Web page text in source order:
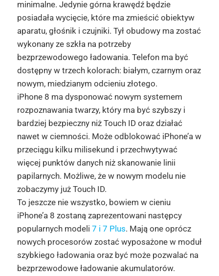
minimalne. Jedynie górna krawędź będzie
posiadała wycięcie, które ma zmieścić obiektyw
aparatu, głośnik i czujniki. Tył obudowy ma zostać
wykonany ze szkła na potrzeby
bezprzewodowego ładowania. Telefon ma być
dostępny w trzech kolorach: białym, czarnym oraz
nowym, miedzianym odcieniu złotego.
iPhone 8 ma dysponować nowym systemem
rozpoznawania twarzy, który ma być szybszy i
bardziej bezpieczny niż Touch ID oraz działać
nawet w ciemności. Może odblokować iPhone’a w
przeciągu kilku milisekund i przechwytywać
więcej punktów danych niż skanowanie linii
papilarnych. Możliwe, że w nowym modelu nie
zobaczymy już Touch ID.
To jeszcze nie wszystko, bowiem w cieniu
iPhone’a 8 zostaną zaprezentowani następcy
popularnych modeli 7 i 7 Plus. Mają one oprócz
nowych procesorów zostać wyposażone w moduł
szybkiego ładowania oraz być może pozwalać na
bezprzewodowe ładowanie akumulatorów.